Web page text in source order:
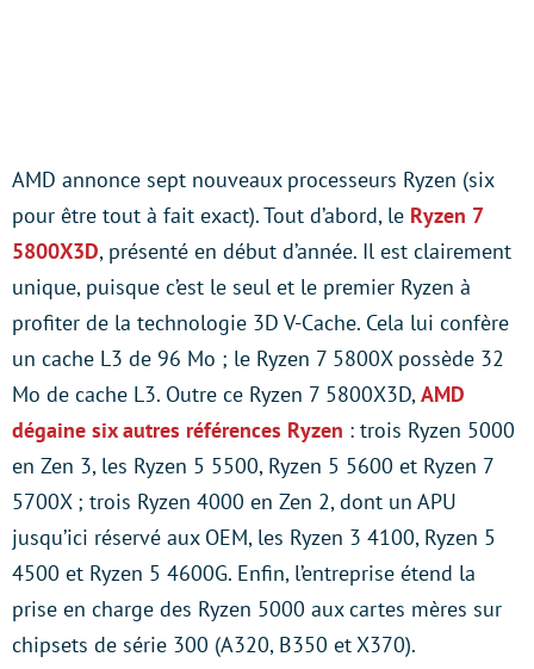
AMD annonce sept nouveaux processeurs Ryzen (six
pour être tout à fait exact). Tout d’abord, le Ryzen 7
5800X3D, présenté en début d’année. Il est clairement
unique, puisque c’est le seul et le premier Ryzen à
profiter de la technologie 3D V-Cache. Cela lui confère
un cache L3 de 96 Mo ; le Ryzen 7 5800X possède 32
Mo de cache L3. Outre ce Ryzen 7 5800X3D,AMD
dégaine six autres références Ryzen : trois Ryzen 5000
en Zen 3, les Ryzen 5 5500, Ryzen 5 5600 et Ryzen 7
5700X ; trois Ryzen 4000 en Zen 2, dont un APU
jusqu’ici réservé aux OEM, les Ryzen 3 4100, Ryzen 5
4500 et Ryzen 5 4600G. Enfin, l’entreprise étend la
prise en charge des Ryzen 5000 aux cartes mères sur
chipsets de série 300 (A320, B350 et X370).